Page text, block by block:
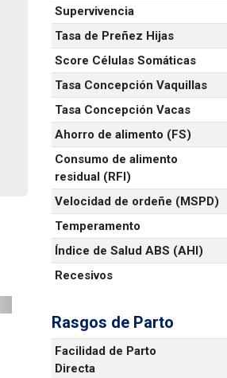
Supervivencia
Tasa de Preñez Hijas
Score Células Somáticas
Tasa Concepción Vaquillas
Tasa Concepción Vacas
Ahorro de alimento (FS)
Consumo de alimento
residual (RFI)
Velocidad de ordeñe (MSPD)
Temperamento
Índice de Salud ABS (AHI)
Recesivos
Rasgos de Parto
Facilidad de Parto
Directa